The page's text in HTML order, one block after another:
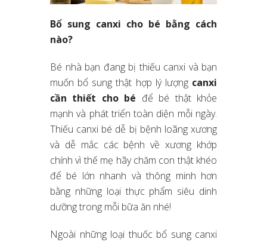
Bổ sung canxi cho bé bằng cách
nào?
Bé nhà bạn đang bị thiếu canxi và bạn
muốn bổ sung thật hợp lý lượng canxi
cần thiết cho bé để bé thật khỏe
mạnh và phát triển toàn diện mỗi ngày.
Thiếu canxi bé dễ bị bệnh loãng xương
và dễ mắc các bệnh về xương khớp
chính vì thế mẹ hãy chăm con thật khéo
để bé lớn nhanh và thông minh hơn
bằng những loại thực phẩm siêu dinh
dưỡng trong mỗi bữa ăn nhé!
Ngoài những loại thuốc bổ sung canxi